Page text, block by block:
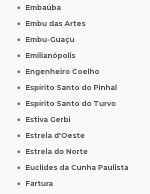
Embaúba
Embu das Artes
Embu-Guaçu
Emilianópolis
Engenheiro Coelho
Espírito Santo do Pinhal
Espírito Santo do Turvo
Estiva Gerbi
Estrela d'Oeste
Estrela do Norte
Euclides da Cunha Paulista
Fartura